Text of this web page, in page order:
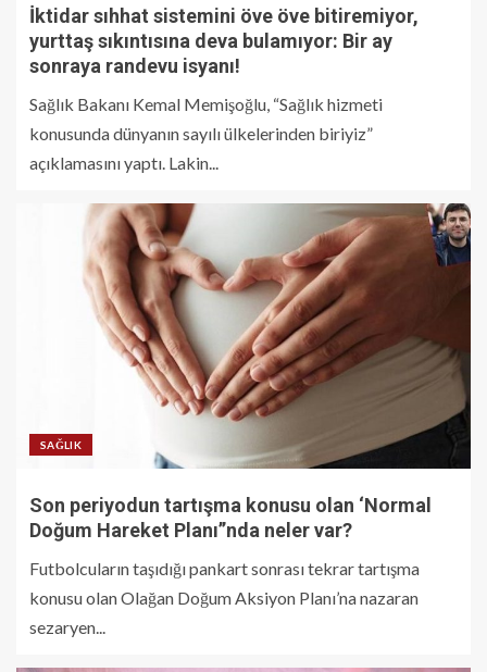
İktidar sıhhat sistemini öve öve bitiremiyor,
yurttaş sıkıntısına deva bulamıyor: Bir ay
sonraya randevu isyanı!
Sağlık Bakanı Kemal Memişoğlu, “Sağlık hizmeti
konusunda dünyanın sayılı ülkelerinden biriyiz”
açıklamasını yaptı. Lakin...
SAĞLIK
Son periyodun tartışma konusu olan ‘Normal
Doğum Hareket Planı’’nda neler var?
Futbolcuların taşıdığı pankart sonrası tekrar tartışma
konusu olan Olağan Doğum Aksiyon Planı’na nazaran
sezaryen...